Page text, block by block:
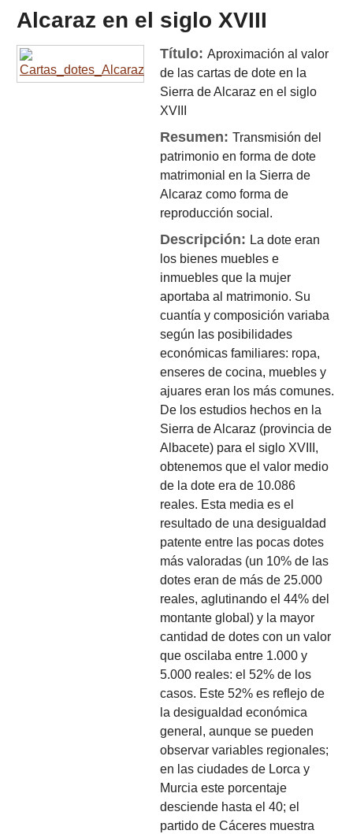
Alcaraz en el siglo XVIII
Título:Aproximación al valor
de las cartas de dote en la
Sierra de Alcaraz en el siglo
XVIII
Resumen:Transmisión del
patrimonio en forma de dote
matrimonial en la Sierra de
Alcaraz como forma de
reproducción social.
Descripción: La dote eran
los bienes muebles e
inmuebles que la mujer
aportaba al matrimonio. Su
cuantía y composición variaba
según las posibilidades
económicas familiares: ropa,
enseres de cocina, muebles y
ajuares eran los más comunes.
De los estudios hechos en la
Sierra de Alcaraz (provincia de
Albacete) para el siglo XVIII,
obtenemos que el valor medio
de la dote era de 10.086
reales. Esta media es el
resultado de una desigualdad
patente entre las pocas dotes
más valoradas (un 10% de las
dotes eran de más de 25.000
reales, aglutinando el 44% del
montante global) y la mayor
cantidad de dotes con un valor
que oscilaba entre 1.000 y
5.000 reales: el 52% de los
casos. Este 52% es reflejo de
la desigualdad económica
general, aunque se pueden
observar variables regionales;
en las ciudades de Lorca y
Murcia este porcentaje
desciende hasta el 40; el
partido de Cáceres muestra